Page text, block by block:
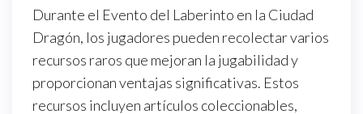
Durante el Evento del Laberinto en la Ciudad
Dragón, los jugadores pueden recolectar varios
recursos raros que mejoran la jugabilidad y
proporcionan ventajas significativas. Estos
recursos incluyen artículos coleccionables,